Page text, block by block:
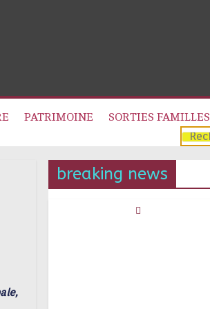
PATRIMOINE SORTIES FAMILLES
breaking news